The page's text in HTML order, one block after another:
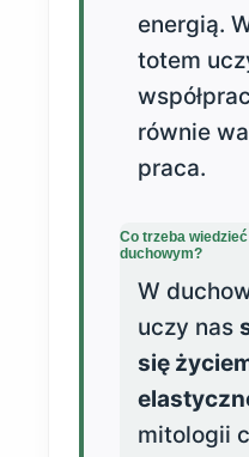
energią.
totem
równie
praca.
Co trzeba
duchowym?
W
uczy nas
się
mitologii